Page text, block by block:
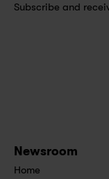
Subscribe and
Newsroom
Home